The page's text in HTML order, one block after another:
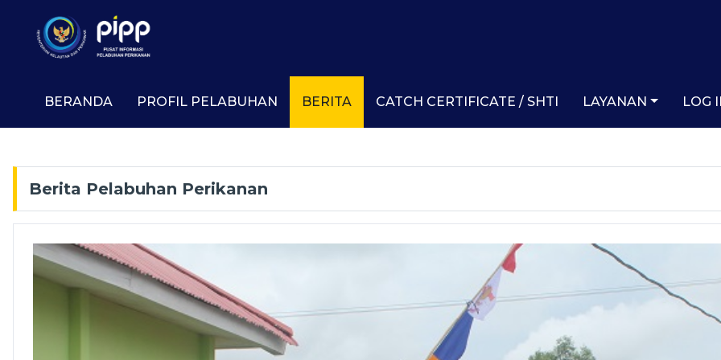
BERANDA PROFIL PELABUHAN BERITA CATCH CERTIFICATE / SHTI LAYANAN LOG
Berita Pelabuhan Perikanan